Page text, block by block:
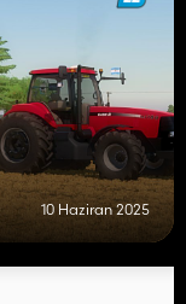
10 Haziran 2025